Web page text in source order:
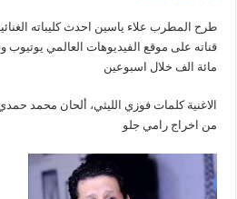
طرح المطرب علاء ياسين احدث كليباته
قناته على موقع الفيديوهات العالمي
مائة الف خلال اسبوعين
الاغنية كلمات فوزي الليثي، ألحان محمد
من اخراج رامي جلو